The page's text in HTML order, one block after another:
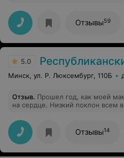
им благодарна за их
свою признательность и желаю
хорошего в жизни.
Отзывы59
5.0 Республиканский научно-практический
Минск, ул. Р. Люксембург, 110Б
Отзыв. Прошел год, как моей
на сердце. Низкий поклон всем
очень тяжелым по ряду причин:
сопутствующие заболевания.
операции, и после второй ей
в палату врача Чернова Юрия
от Бога! С ним легко, спокойно
Отзывы14